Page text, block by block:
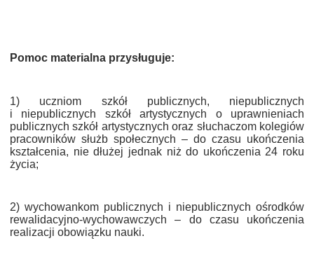
Pomoc materialna przysługuje:
1) uczniom szkół publicznych, niepublicznych
i niepublicznych szkół artystycznych o uprawnieniach
publicznych szkół artystycznych oraz słuchaczom kolegiów
pracowników służb społecznych – do czasu ukończenia
kształcenia, nie dłużej jednak niż do ukończenia 24 roku
życia;
2) wychowankom publicznych i niepublicznych ośrodków
rewalidacyjno-wychowawczych – do czasu ukończenia
realizacji obowiązku nauki.